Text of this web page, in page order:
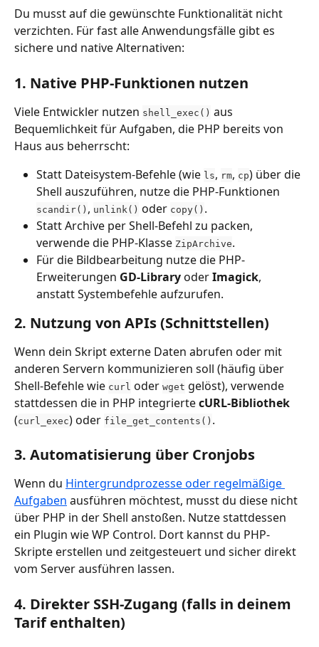
Du musst auf die gewünschte Funktionalität nicht
verzichten. Für fast alle Anwendungsfälle gibt es
sichere und native Alternativen:
1. Native PHP-Funktionen nutzen
Viele Entwickler nutzen shell_exec() aus
Bequemlichkeit für Aufgaben, die PHP bereits von
Haus aus beherrscht:
Statt Dateisystem-Befehle (wie ls, rm, cp) über die
Shell auszuführen, nutze die PHP-Funktionen
scandir() , unlink() oder copy() .
Statt Archive per Shell-Befehl zu packen,
verwende die PHP-Klasse ZipArchive.
Für die Bildbearbeitung nutze die PHP-
Erweiterungen GD-Library oder Imagick,
anstatt Systembefehle aufzurufen.
2. Nutzung von APIs (Schnittstellen)
Wenn dein Skript externe Daten abrufen oder mit
anderen Servern kommunizieren soll (häufig über
Shell-Befehle wie curl oder wget gelöst), verwende
stattdessen die in PHP integrierte cURL-Bibliothek
(curl_exec) oder file_get_contents() .
3. Automatisierung über Cronjobs
Wenn du Hintergrundprozesse oder regelmäßige
Aufgaben ausführen möchtest, musst du diese nicht
über PHP in der Shell anstoßen. Nutze stattdessen
ein Plugin wie WP Control. Dort kannst du PHP-
Skripte erstellen und zeitgesteuert und sicher direkt
vom Server ausführen lassen.
4. Direkter SSH-Zugang (falls in deinem
Tarif enthalten)